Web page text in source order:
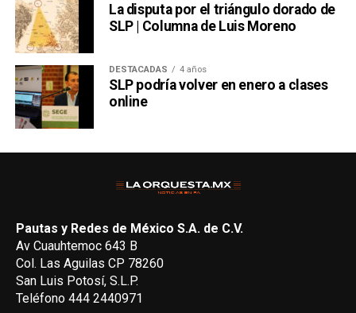
La disputa por el triángulo dorado de
SLP | Columna de Luis Moreno
DESTACADAS 4 años
SLP podría volver en enero a clases
online
Pautas y Redes de México S.A. de C.V.
Av Cuauhtemoc 643 B
Col. Las Aguilas CP 78260
San Luis Potosí, S.L.P.
Teléfono 444 2440971